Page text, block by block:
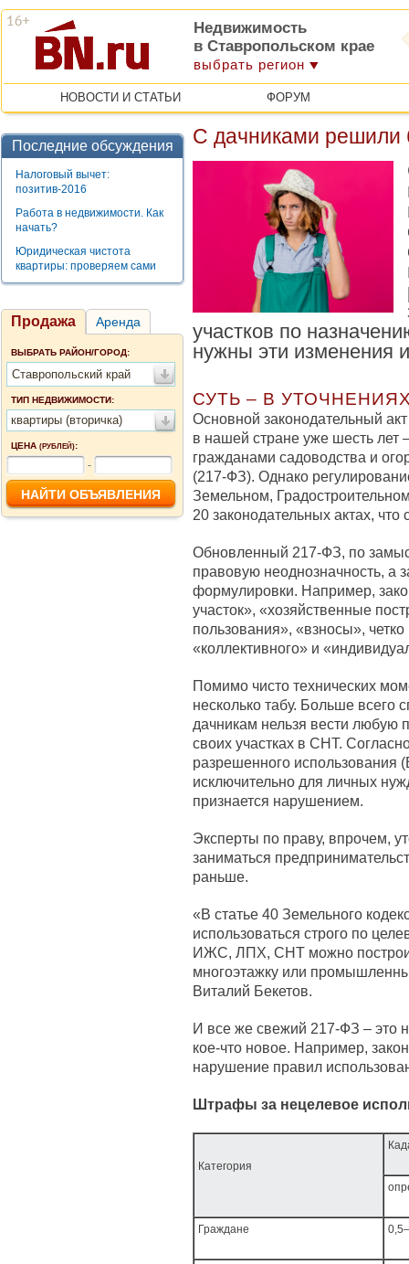
Недвижимость
в Ставропольском крае
выбрать регион
НОВОСТИ И СТАТЬИ ФОРУМ
Последние обсуждения
Налоговый вычет:
позитив-2016
Работа в недвижимости. Как
начать?
Юридическая чистота
квартиры: проверяем сами
Продажа Аренда
ВЫБРАТЬ РАЙОН/ГОРОД:
Ставропольский край
ТИП НЕДВИЖИМОСТИ:
квартиры (вторичка)
ЦЕНА (РУБЛЕЙ):
-
С дачниками решили
участков по
нужны эти изменения
СУТЬ – В
Основной законодательный
в нашей стране уже шесть лет
гражданами садоводства и
(217-ФЗ). Однако
Земельном,
20 законодательных актах,
Обновленный 217-ФЗ, по
правовую неоднозначность, а
формулировки. Например,
участок», «хозяйственные
пользования», «взносы»,
«коллективного» и
Помимо чисто технических
несколько табу. Больше всего
дачникам нельзя вести любую
своих участках в СНТ.
разрешенного
исключительно для личных
признается нарушением.
Эксперты по праву, впрочем,
заниматься
раньше.
«В статье 40 Земельного
использоваться строго по
ИЖС, ЛПХ, СНТ можно
многоэтажку или
Виталий Бекетов.
И все же свежий 217-ФЗ – это
кое-что новое. Например,
нарушение правил
Штрафы за нецелевое
Категория
Граждане